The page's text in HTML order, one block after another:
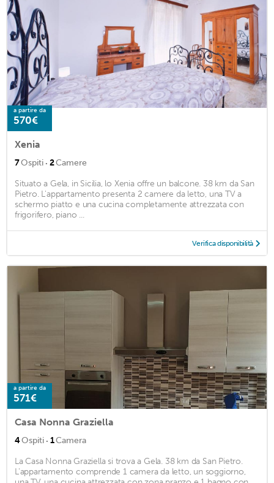
a partire da
570€
Xenia
7Ospiti · 2Camere
Situato a Gela, in Sicilia, lo Xenia offre un balcone. 38 km da San
Pietro. L'appartamento presenta 2 camere da letto, una TV a
schermo piatto e una cucina completamente attrezzata con
frigorifero, piano ...
Verifica disponibilità
a partire da
571€
Casa Nonna Graziella
4Ospiti · 1Camera
La Casa Nonna Graziella si trova a Gela. 38 km da San Pietro.
L'appartamento comprende 1 camera da letto, un soggiorno,